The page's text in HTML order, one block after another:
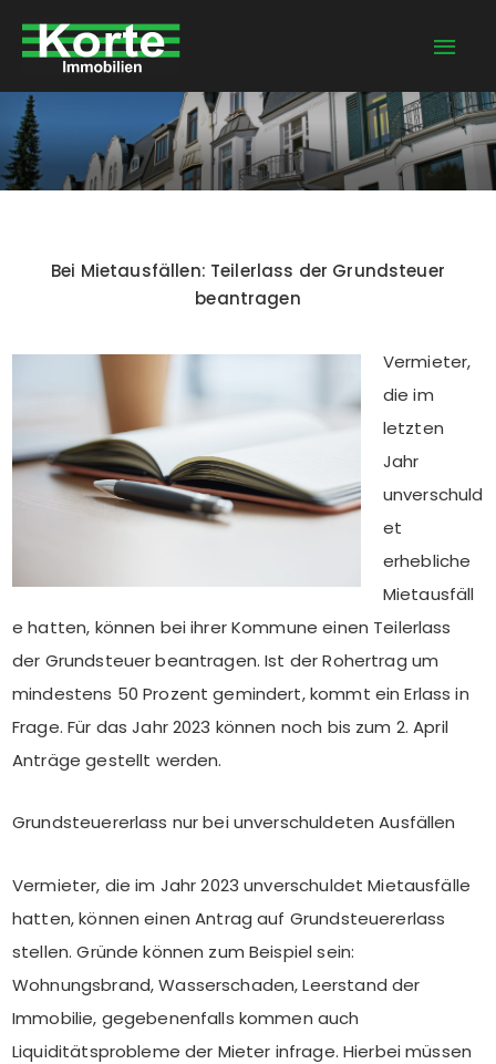
Inhalt
Bei Mietausfällen: Teilerlass der Grundsteuer
beantragen
Vermieter,
die im
letzten
Jahr
unverschuld
et
erhebliche
Mietausfäll
e hatten, können bei ihrer Kommune einen Teilerlass
der Grundsteuer beantragen. Ist der Rohertrag um
mindestens 50 Prozent gemindert, kommt ein Erlass in
Frage. Für das Jahr 2023 können noch bis zum 2. April
Anträge gestellt werden.
Grundsteuererlass nur bei unverschuldeten Ausfällen
Vermieter, die im Jahr 2023 unverschuldet Mietausfälle
hatten, können einen Antrag auf Grundsteuererlass
stellen. Gründe können zum Beispiel sein:
Wohnungsbrand, Wasserschaden, Leerstand der
Immobilie, gegebenenfalls kommen auch
Liquiditätsprobleme der Mieter infrage. Hierbei müssen